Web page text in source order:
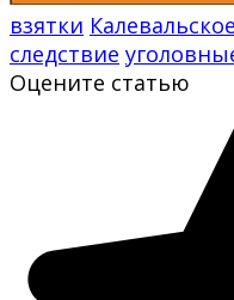
взятки
следствие
Оцените статью